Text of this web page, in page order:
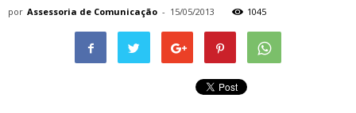
por Assessoria de Comunicação - 15/05/2013 1045